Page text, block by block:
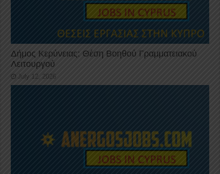
Δήμος Κερύνειας: Θέση Βοηθού Γραμματειακού
Λειτουργού
July 12, 2026